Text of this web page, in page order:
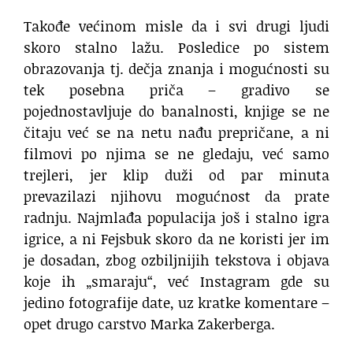
Takođe većinom misle da i svi drugi ljudi
skoro stalno lažu. Posledice po sistem
obrazovanja tj. dečja znanja i mogućnosti su
tek posebna priča – gradivo se
pojednostavljuje do banalnosti, knjige se ne
čitaju već se na netu nađu prepričane, a ni
filmovi po njima se ne gledaju, već samo
trejleri, jer klip duži od par minuta
prevazilazi njihovu mogućnost da prate
radnju. Najmlađa populacija još i stalno igra
igrice, a ni Fejsbuk skoro da ne koristi jer im
je dosadan, zbog ozbiljnijih tekstova i objava
koje ih „smaraju“, već Instagram gde su
jedino fotografije date, uz kratke komentare –
opet drugo carstvo Marka Zakerberga.